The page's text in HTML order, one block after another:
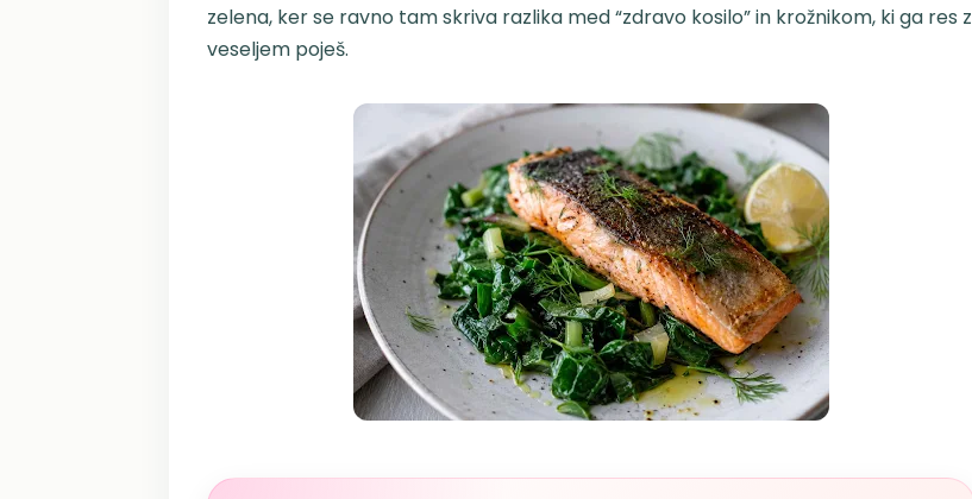
zelena, ker se ravno tam skriva razlika med “zdravo kosilo” in krožnikom, ki ga res z
veseljem poješ.